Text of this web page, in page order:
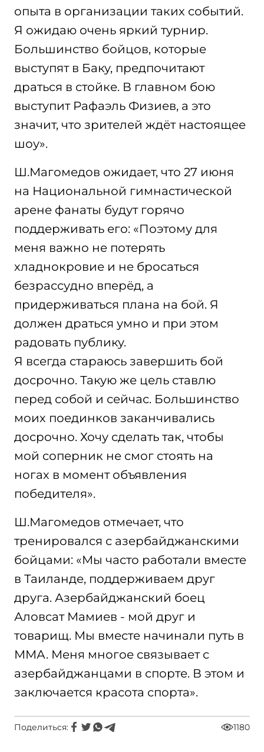
опыта в организации таких событий.
Я ожидаю очень яркий турнир.
Большинство бойцов, которые
выступят в Баку, предпочитают
драться в стойке. В главном бою
выступит Рафаэль Физиев, а это
значит, что зрителей ждёт настоящее
шоу».
Ш.Магомедов ожидает, что 27 июня
на Национальной гимнастической
арене фанаты будут горячо
поддерживать его: «Поэтому для
меня важно не потерять
хладнокровие и не бросаться
безрассудно вперёд, а
придерживаться плана на бой. Я
должен драться умно и при этом
радовать публику.
Я всегда стараюсь завершить бой
досрочно. Такую же цель ставлю
перед собой и сейчас. Большинство
моих поединков заканчивались
досрочно. Хочу сделать так, чтобы
мой соперник не смог стоять на
ногах в момент объявления
победителя».
Ш.Магомедов отмечает, что
тренировался с азербайджанскими
бойцами: «Мы часто работали вместе
в Таиланде, поддерживаем друг
друга. Азербайджанский боец
Аловсат Мамиев - мой друг и
товарищ. Мы вместе начинали путь в
ММА. Меня многое связывает с
азербайджанцами в спорте. В этом и
заключается красота спорта».
Поделиться: 1180